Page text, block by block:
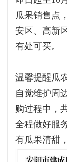
瓜果销售点
安区、高新
有处可买。
温馨提醒瓜
自觉维护周
购过程中，
全程做好服
有瓜果清甜